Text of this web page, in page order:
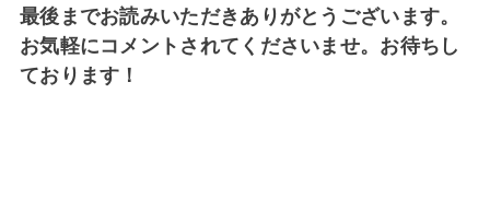
最後までお読みいただきありがとうございます。
お気軽にコメントされてくださいませ。お待ちし
ております！